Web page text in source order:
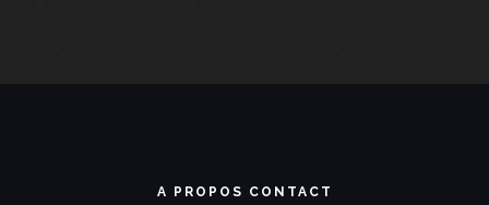
A PROPOS CONTACT